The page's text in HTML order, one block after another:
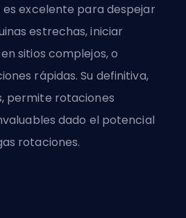
es excelente para despejar
estrechas, iniciar
sitios complejos, o
rápidas. Su definitiva,
permite rotaciones
dado el potencial
rotaciones.